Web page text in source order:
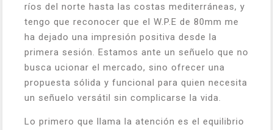
ríos del norte hasta las costas mediterráneas, y
tengo que reconocer que el W.P.E de 80mm me
ha dejado una impresión positiva desde la
primera sesión. Estamos ante un señuelo que no
busca ucionar el mercado, sino ofrecer una
propuesta sólida y funcional para quien necesita
un señuelo versátil sin complicarse la vida.
Lo primero que llama la atención es el equilibrio